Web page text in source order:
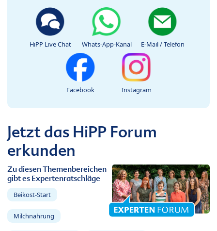
HiPP Live Chat Whats-App-Kanal E-Mail / Telefon
Facebook Instagram
Jetzt das HiPP Forum
erkunden
Zu diesen Themenbereichen
gibt es Expertenratschläge
Beikost-Start
Milchnahrung